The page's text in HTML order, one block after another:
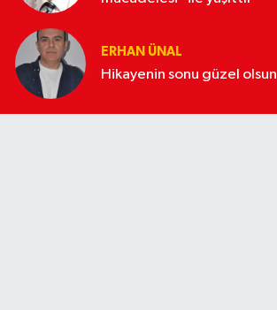
ERHAN ÜNAL
Hikayenin sonu güzel olsun